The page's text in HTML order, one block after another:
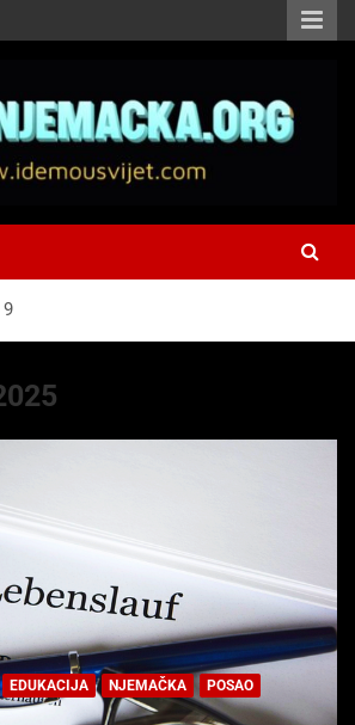
Njemacka!
9
EDUKACIJA NJEMAČKA
POSAO